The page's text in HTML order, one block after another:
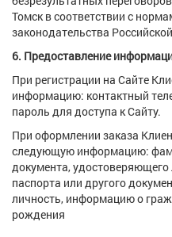
Томск в соответствии с
законодательства
6. Предоставление
При регистрации на Сайте
информацию: контактный
пароль для доступа к Сайту.
При оформлении заказа
следующую информацию:
документа,
паспорта или другого
личность, информацию о
рождения